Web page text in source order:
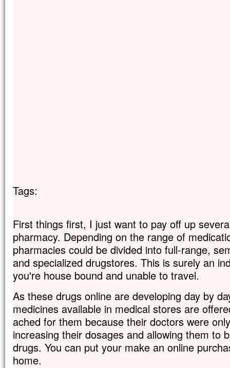
Tags:
First things first, I just want to pay off up
pharmacy. Depending on the range of
pharmacies could be divided into full-range,
and specialized drugstores. This is surely an
you're house bound and unable to travel.
As these drugs online are developing day by
medicines available in medical stores are
ached for them because their doctors were
increasing their dosages and allowing them to
drugs. You can put your make an online
home.